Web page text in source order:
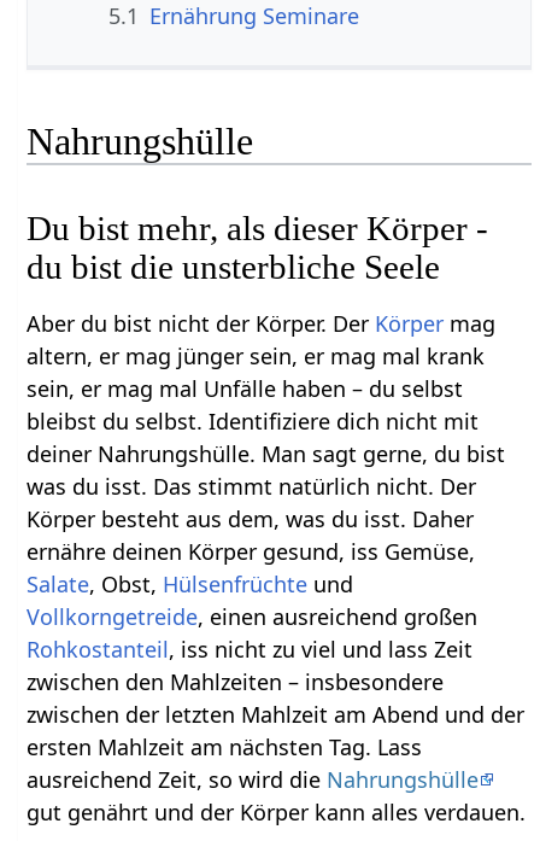
5.1 Ernährung Seminare
Nahrungshülle
Du bist mehr, als dieser Körper -
du bist die unsterbliche Seele
Aber du bist nicht der Körper. Der Körper mag
altern, er mag jünger sein, er mag mal krank
sein, er mag mal Unfälle haben – du selbst
bleibst du selbst. Identifiziere dich nicht mit
deiner Nahrungshülle. Man sagt gerne, du bist
was du isst. Das stimmt natürlich nicht. Der
Körper besteht aus dem, was du isst. Daher
ernähre deinen Körper gesund, iss Gemüse,
Salate, Obst, Hülsenfrüchte und
Vollkorngetreide, einen ausreichend großen
Rohkostanteil, iss nicht zu viel und lass Zeit
zwischen den Mahlzeiten – insbesondere
zwischen der letzten Mahlzeit am Abend und der
ersten Mahlzeit am nächsten Tag. Lass
ausreichend Zeit, so wird die Nahrungshülle
gut genährt und der Körper kann alles verdauen.